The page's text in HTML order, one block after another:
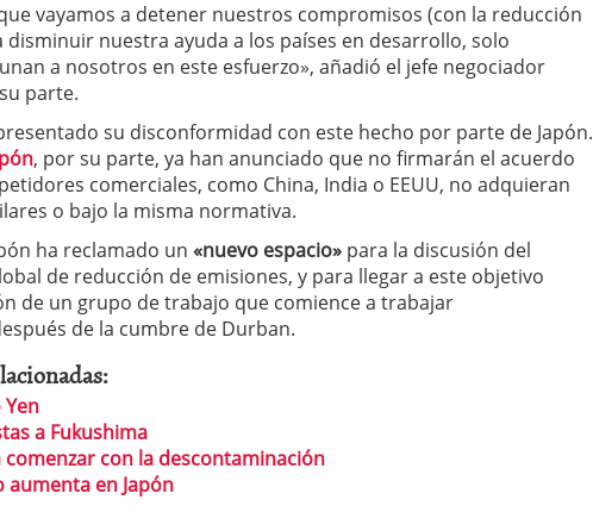
vayamos a detener nuestros compromisos (con la reducción
disminuir nuestra ayuda a los países en desarrollo, solo
a nosotros en este esfuerzo», añadió el jefe negociador
parte.
su disconformidad con este hecho por parte de Japón.
, por su parte, ya han anunciado que no firmarán el acuerdo
comerciales, como China, India o EEUU, no adquieran
o bajo la misma normativa.
ha reclamado un «nuevo espacio» para la discusión del
de reducción de emisiones, y para llegar a este objetivo
de un grupo de trabajo que comience a trabajar
de la cumbre de Durban.
a Fukushima
comenzar con la descontaminación
aumenta en Japón